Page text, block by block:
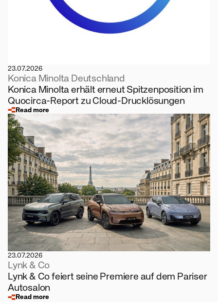
23.07.2026
Konica Minolta Deutschland
Konica Minolta erhält erneut Spitzenposition im
Quocirca-Report zu Cloud-Drucklösungen
Read more
23.07.2026
Lynk & Co
Lynk & Co feiert seine Premiere auf dem Pariser
Autosalon
Read more